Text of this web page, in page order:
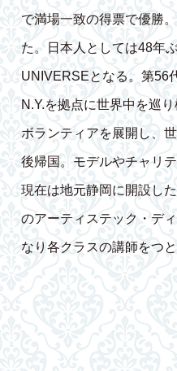
で満場一致の得票で優勝
た。日本人としては48年
UNIVERSEとなる。第56
N.Y.を拠点に世界中を巡
ボランティアを展開し、
後帰国。モデルやチャリ
現在は地元静岡に開設し
のアーティステック・デ
なり各クラスの講師をつ